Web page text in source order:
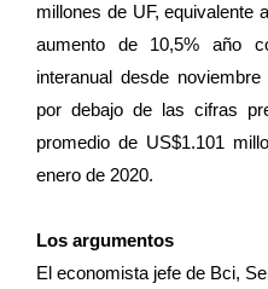
millones de UF, equivalente
aumento de 10,5% año
interanual desde
por debajo de las cifras
promedio de US$1.101
enero de 2020.
Los argumentos
El economista jefe de Bci,